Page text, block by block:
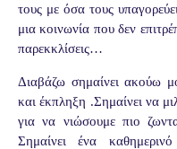
τους με όσα τους
μια κοινωνία που δεν
παρεκκλίσεις…
Διαβάζω σημαίνει ακούω
και έκπληξη .Σημαίνει να
για να νιώσουμε πιο
Σημαίνει ένα